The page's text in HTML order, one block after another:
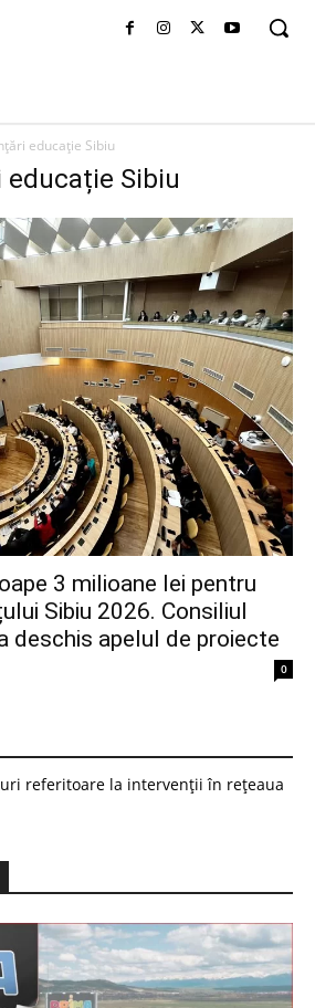
educație Sibiu
Sibiu
3 milioane lei pentru
Sibiu 2026. Consiliul
deschis apelul de proiecte
0
referitoare la intervenții în rețeaua